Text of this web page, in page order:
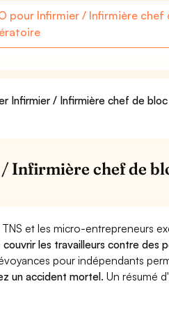
pour Infirmier / Infirmière chef
Infirmier / Infirmière chef de
Infirmière chef de
et les micro-entrepreneurs
couvrir les travailleurs contre des
pour indépendants
un accident mortel. Un résumé